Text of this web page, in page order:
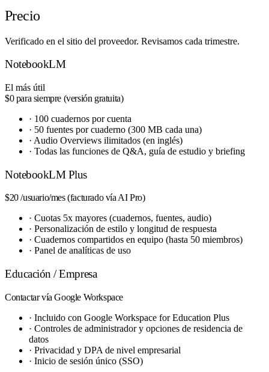
Precio
Verificado en el sitio del proveedor. Revisamos cada trimestre.
NotebookLM
El más útil
$0para siempre (versión gratuita)
· 100 cuadernos por cuenta
· 50 fuentes por cuaderno (300 MB cada una)
· Audio Overviews ilimitados (en inglés)
· Todas las funciones de Q&A, guía de estudio y briefing
NotebookLM Plus
$20/usuario/mes (facturado vía AI Pro)
· Cuotas 5x mayores (cuadernos, fuentes, audio)
· Personalización de estilo y longitud de respuesta
· Cuadernos compartidos en equipo (hasta 50 miembros)
· Panel de analíticas de uso
Educación / Empresa
Contactarvía Google Workspace
· Incluido con Google Workspace for Education Plus
· Controles de administrador y opciones de residencia de
datos
· Privacidad y DPA de nivel empresarial
· Inicio de sesión único (SSO)